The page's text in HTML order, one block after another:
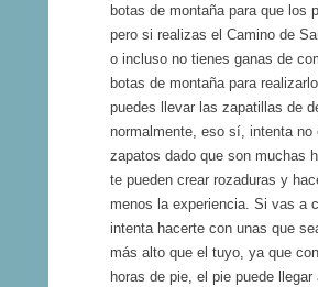
botas de montaña para que los
pero si realizas el Camino de
o incluso no tienes ganas de
botas de montaña para
puedes llevar las zapatillas de
normalmente, eso sí, intenta no
zapatos dado que son muchas
te pueden crear rozaduras y
menos la experiencia. Si vas a
intenta hacerte con unas que
más alto que el tuyo, ya que
horas de pie, el pie puede